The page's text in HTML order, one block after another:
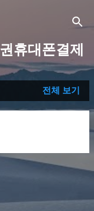
휴대폰결제
전체 보기